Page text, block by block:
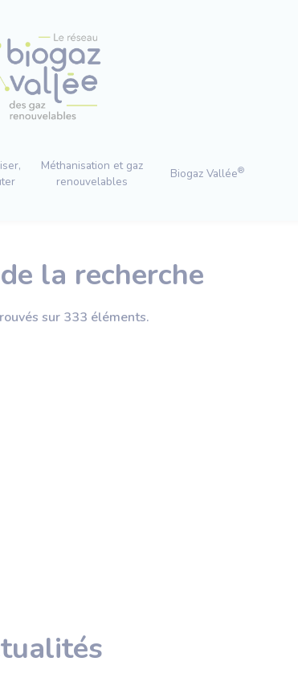
Méthanisation et gaz
renouvelables
Biogaz Vallée®
la recherche
sur 333 éléments.